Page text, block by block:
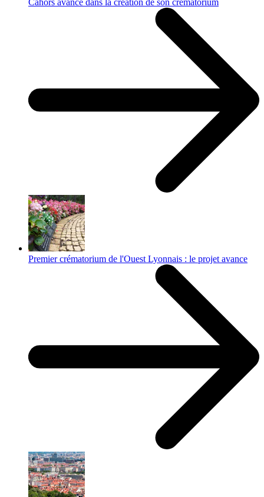
Cahors avance dans la création de son crématorium
Premier crématorium de l'Ouest Lyonnais : le projet avance